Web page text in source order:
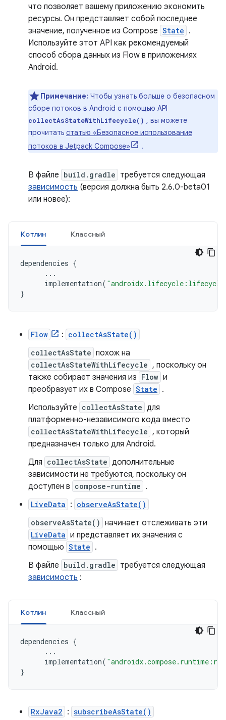
что позволяет вашему приложению экономить
ресурсы. Он представляет собой последнее
значение, полученное из Compose State .
Используйте этот API как рекомендуемый
способ сбора данных из Flow в приложениях
Android.
Примечание: Чтобы узнать больше о безопасном
сборе потоков в Android с помощью API
collectAsStateWithLifecycle() , вы можете
прочитать статью «Безопасное использование
потоков в Jetpack Compose»
.
В файле build.gradle требуется следующая
зависимость (версия должна быть 2.6.0-beta01
или новее):
Котлин Классный
dependencies {
...
implementation( "androidx.lifecycle:lifecycle-
}
Flow : collectAsState()
collectAsState похож на
collectAsStateWithLifecycle , поскольку он
также собирает значения из Flow и
преобразует их в Compose State .
Используйте collectAsState для
платформенно-независимого кода вместо
collectAsStateWithLifecycle , который
предназначен только для Android.
Для collectAsState дополнительные
зависимости не требуются, поскольку он
доступен в compose-runtime .
LiveData : observeAsState()
observeAsState() начинает отслеживать эти
LiveData и представляет их значения с
помощью State .
В файле build.gradle требуется следующая
зависимость :
Котлин Классный
dependencies {
...
implementation(
}
RxJava2 : subscribeAsState()